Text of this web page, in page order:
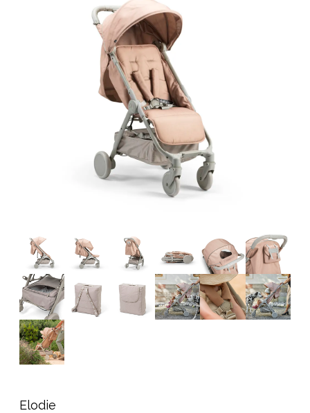
Elodie
Mamma & Pappa
Møbler & seng
Tilbehør
Reservedeler
Kampanjer
Tips om gaver
Våre favoritter
Varemerker
Sol og bading Outlet
Veiledning
Kontakt oss på
Butikken vår